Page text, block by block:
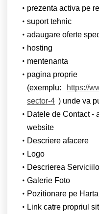
prezenta activa pe
suport tehnic
adaugare oferte
hosting
mentenanta
pagina proprie
(exemplu:
https://
sector-4 ) unde va
Datele de Contact -
website
Descriere afacere
Logo
Descrierea
Galerie Foto
Pozitionare pe
Link catre propriul